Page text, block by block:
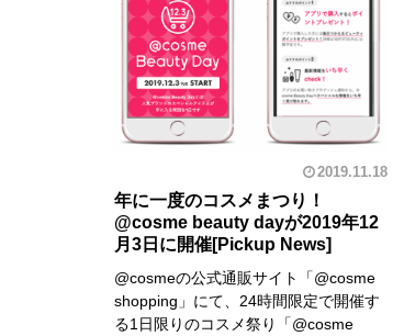
2019.11.18
年に一度のコスメまつり！
@cosme beauty dayが2019年12
月3日に開催
@cosmeの公式通販サイト「@cosme
shopping」にて、24時間限定で開催す
る1日限りのコスメ祭り「@cosme